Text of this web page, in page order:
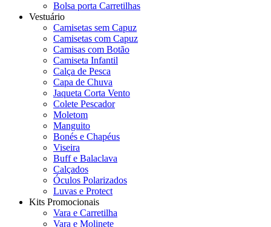
Bolsa porta Carretilhas
Vestuário
Camisetas sem Capuz
Camisetas com Capuz
Camisas com Botão
Camiseta Infantil
Calça de Pesca
Capa de Chuva
Jaqueta Corta Vento
Colete Pescador
Moletom
Manguito
Bonés e Chapéus
Viseira
Buff e Balaclava
Calçados
Óculos Polarizados
Luvas e Protect
Kits Promocionais
Vara e Carretilha
Vara e Molinete